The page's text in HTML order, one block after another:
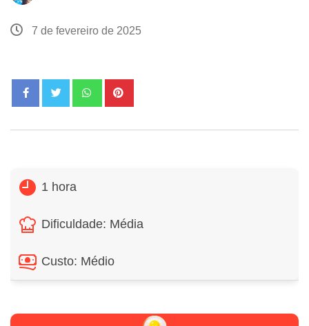
7 de fevereiro de 2025
1 hora
Dificuldade: Média
Custo: Médio